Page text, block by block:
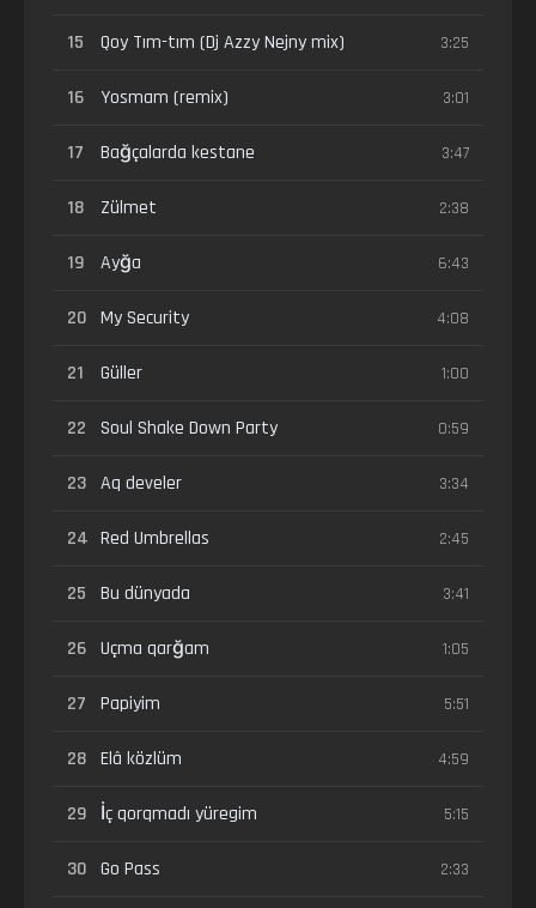
15 Qoy Tım-tım (Dj Azzy Nejny mix) 3:25
16 Yosmam (remix) 3:01
17 Bağçalarda kestane 3:47
18 Zülmet 2:38
19 Ayğa 6:43
20 My Security 4:08
21 Güller 1:00
22 Soul Shake Down Party 0:59
23 Aq develer 3:34
24 Red Umbrellas 2:45
25 Bu dünyada 3:41
26 Uçma qarğam 1:05
27 Papiyim 5:51
28 Elâ közlüm 4:59
29 İç qorqmadı yüregim 5:15
30 Go Pass 2:33